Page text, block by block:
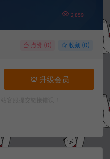
2,859
点赞 (0) 收藏 (0)
升级会员